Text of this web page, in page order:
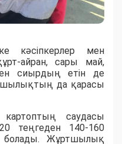
кәсіпкерлер мен
айран, сары май,
сиырдың етін де
да қарасы
саудасы
теңгеден 140-160
болады. Жұртшылық